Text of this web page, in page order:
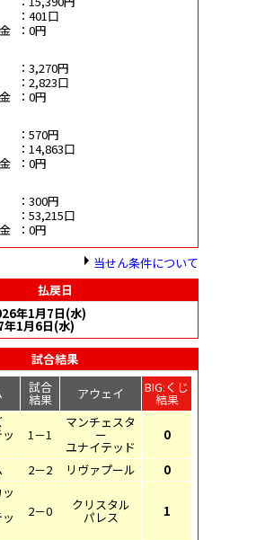
：401口
：0円
：3,270円
：2,823口
：0円
：570円
：14,863口
：0円
：300円
：53,215口
：0円
当せん条件について
払戻日
年1月7日(水)
年1月6日(水)
試合結果
試合
結果 アウェイ BIG:くじ
結果
1－1
マンチェスタ
ー
ユナイテッド
0
2－2 リヴァプール 0
2－0 クリスタル
パレス 1